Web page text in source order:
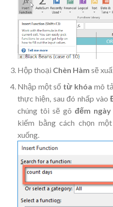
Hộp thoại Chèn Hàm sẽ
Nhập một số từ khóamô
thực hiện, sau đó nhấp vào
chúng tôi sẽ gõ đếm ngày
kiếm bằng cách chọn một
xuống.